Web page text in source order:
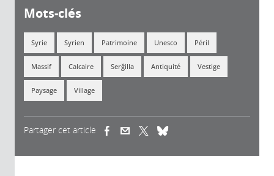
Mots-clés
Syrie Syrien Patrimoine Unesco Péril
Massif Calcaire Serğilla Antiquité Vestige
Paysage Village
Partager cet article (link is external)(link is external)